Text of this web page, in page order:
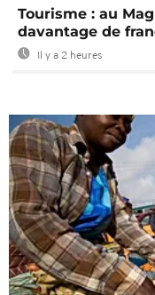
Tourisme : au
davantage de
Il y a 2 heures